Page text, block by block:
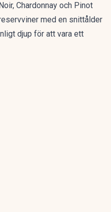
Chardonnay och Pinot
med en snittålder
djup för att vara ett